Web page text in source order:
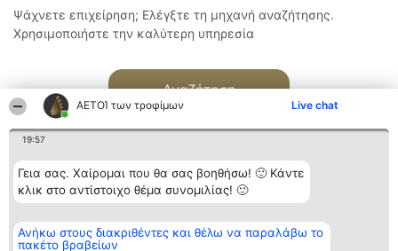
ΑΕΤΟΊ των τροφίμων Live chat
19:57
Γεια σας. Χαίρομαι που θα σας βοηθήσω! 🙂 Κάντε
κλικ στο αντίστοιχο θέμα συνομιλίας! 🙂
Ανήκω στους διακριθέντες και θέλω να παραλάβω το
πακέτο βραβείων
Ψάχνετε επιχείρηση; Ελέγξτε τη μηχανή αναζήτησης.
Χρησιμοποιήστε την καλύτερη υπηρεσία
Αναζήτηση
Διοργανωτής της
κατάταξης
BEAUTIFUL COMPANY
Κατάταξη
Διακριθέντες
Επικοινωνία
Επικοινωνία